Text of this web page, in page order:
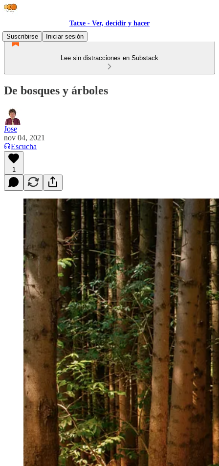
Tatxe - Ver, decidir y hacer
Suscribirse
Iniciar sesión
Lee sin distracciones en Substack
De bosques y árboles
Jose
nov 04, 2021
Escucha
1